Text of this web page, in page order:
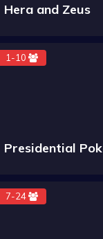
Hera and Zeus
1-10
Presidential
7-24